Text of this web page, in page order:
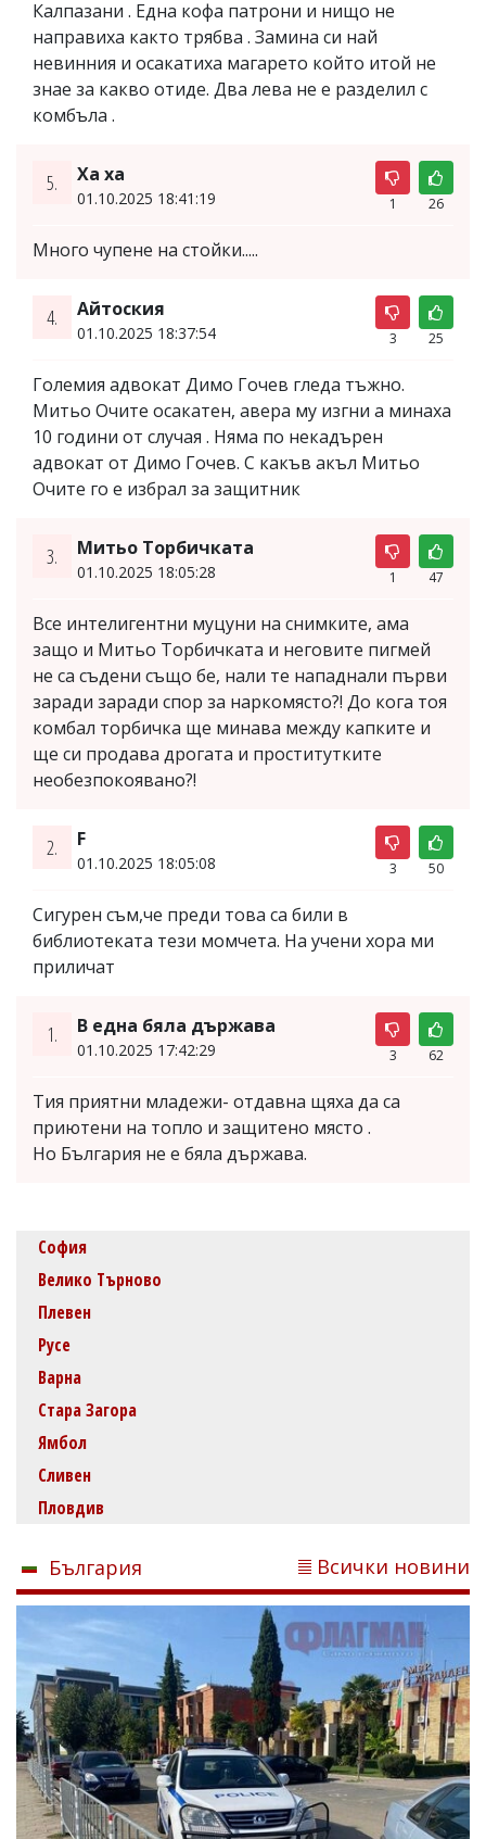
Калпазани . Една кофа патрони и нищо не
направиха както трябва . Замина си най
невинния и осакатиха магарето който итой не
знае за какво отиде. Два лева не е разделил с
комбъла .
5. Ха ха
01.10.2025 18:41:19 1 26
Много чупене на стойки.....
4. Айтоския
01.10.2025 18:37:54 3 25
Големия адвокат Димо Гочев гледа тъжно.
Митьо Очите осакатен, авера му изгни а минаха
10 години от случая . Няма по некадърен
адвокат от Димо Гочев. С какъв акъл Митьо
Очите го е избрал за защитник
3. Митьо Торбичката
01.10.2025 18:05:28 1 47
Все интелигентни муцуни на снимките, ама
защо и Митьо Торбичката и неговите пигмей
не са съдени също бе, нали те нападнали първи
заради заради спор за наркомясто?! До кога тоя
комбал торбичка ще минава между капките и
ще си продава дрогата и проститутките
необезпокоявано?!
2. F
01.10.2025 18:05:08 3 50
Сигурен съм,че преди това са били в
библиотеката тези момчета. На учени хора ми
приличат
1. В една бяла държава
01.10.2025 17:42:29 3 62
Тия приятни младежи- отдавна щяха да са
приютени на топло и защитено място .
Но България не е бяла държава.
София
Велико Търново
Плевен
Русе
Варна
Стара Загора
Ямбол
Сливен
Пловдив
България Всички новини